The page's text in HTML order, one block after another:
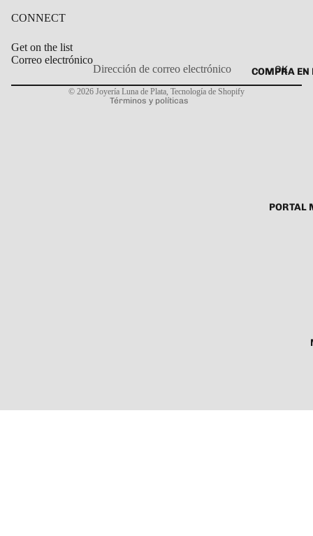
COMPRA EN
PORTAL
CONNECT
Get on the list
Correo electrónico
OK
© 2026 Joyería Luna de Plata Tecnología de Shopify
Términos y políticas
Política de privacidad